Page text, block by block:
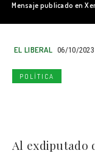
Mensaje publicado en X
EL LIBERAL 06/10/2023
POLÍTICA
Al exdiputado